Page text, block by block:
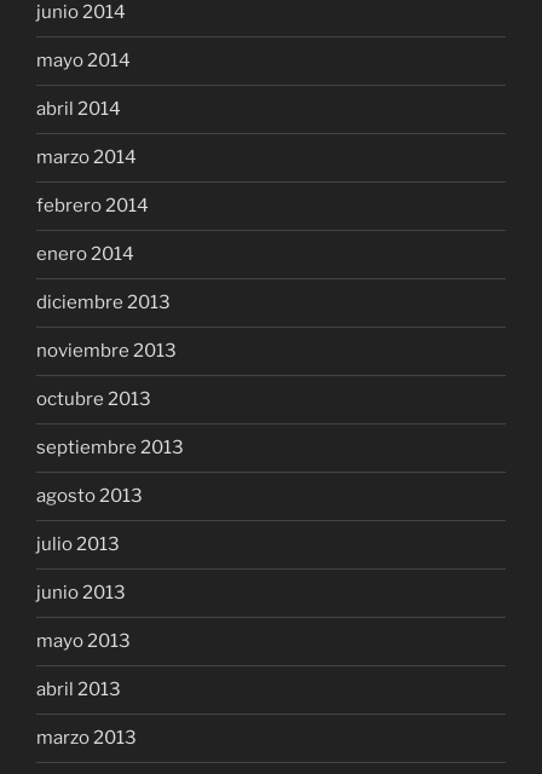
junio 2014
mayo 2014
abril 2014
marzo 2014
febrero 2014
enero 2014
diciembre 2013
noviembre 2013
octubre 2013
septiembre 2013
agosto 2013
julio 2013
junio 2013
mayo 2013
abril 2013
marzo 2013